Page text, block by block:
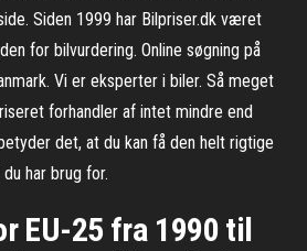
Siden 1999 har Bilpriser.dk været
for bilvurdering. Online søgning på
Vi er eksperter i biler. Så meget
forhandler af intet mindre end
det, at du kan få den helt rigtige
har brug for.
EU-25 fra 1990 til